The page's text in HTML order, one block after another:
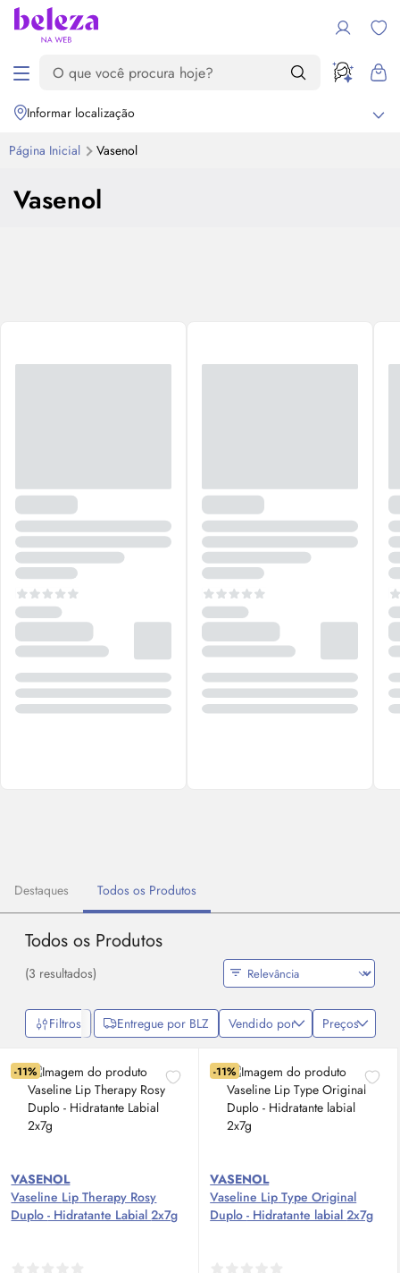
Informar localização
Página Inicial Vasenol
Vasenol
Destaques Todos os Produtos
Todos os Produtos
(3 resultados)
Filtros Entregue por BLZ Vendido por Preços
-11%
VASENOL
Vaseline Lip Therapy Rosy
Duplo - Hidratante Labial 2x7g
-11%
VASENOL
Vaseline Lip Type Original
Duplo - Hidratante labial 2x7g